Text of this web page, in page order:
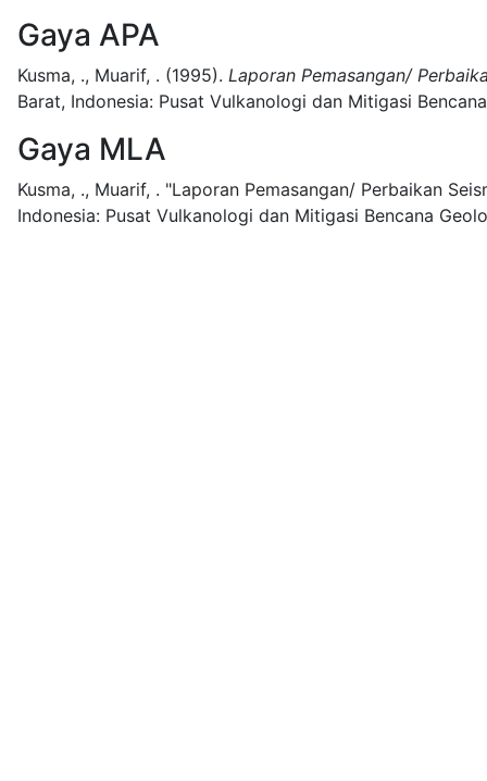
Gaya APA
Kusma, ., Muarif, . (1995). Laporan Pemasangan/
Barat, Indonesia: Pusat Vulkanologi dan Mitigasi
Gaya MLA
Kusma, ., Muarif, . "Laporan Pemasangan/ Perbaikan
Indonesia: Pusat Vulkanologi dan Mitigasi Bencana